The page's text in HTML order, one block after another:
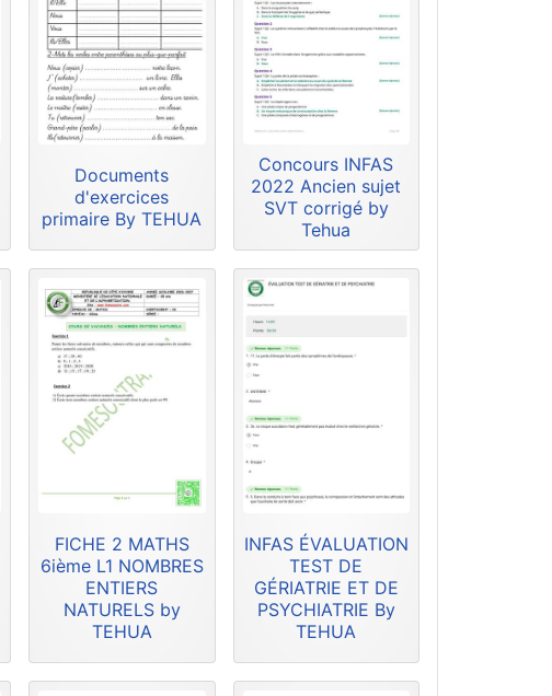
Documents
d'exercices
primaire By TEHUA
Concours INFAS
2022 Ancien sujet
SVT corrigé by
Tehua
FICHE 2 MATHS
6ième L1 NOMBRES
ENTIERS
NATURELS by
TEHUA
INFAS ÉVALUATION
TEST DE
GÉRIATRIE ET DE
PSYCHIATRIE By
TEHUA